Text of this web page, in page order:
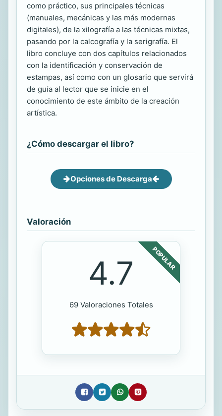
como práctico, sus principales técnicas
(manuales, mecánicas y las más modernas
digitales), de la xilografía a las técnicas mixtas,
pasando por la calcografía y la serigrafía. El
libro concluye con dos capítulos relacionados
con la identificación y conservación de
estampas, así como con un glosario que servirá
de guía al lector que se inicie en el
conocimiento de este ámbito de la creación
artística.
¿Cómo descargar el libro?
Opciones de Descarga
Valoración
POPULAR
4.7
69 Valoraciones Totales